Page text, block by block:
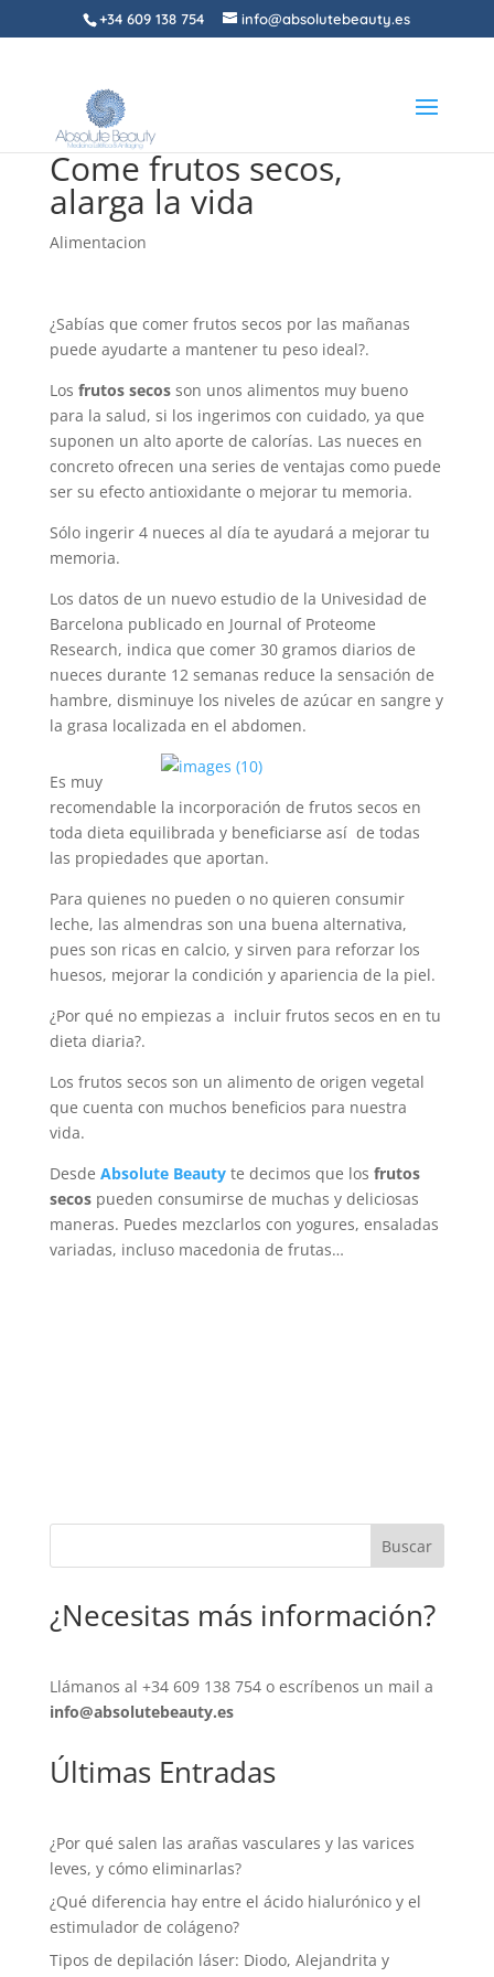
+34 609 138 754 info@absolutebeauty.es
Come frutos secos,
alarga la vida
Alimentacion
¿Sabías que comer frutos secos por las mañanas
puede ayudarte a mantener tu peso ideal?.
Los frutos secosson unos alimentos muy bueno
para la salud, si los ingerimos con cuidado, ya que
suponen un alto aporte de calorías. Las nueces en
concreto ofrecen una series de ventajas como puede
ser su efecto antioxidante o mejorar tu memoria.
Sólo ingerir 4 nueces al día te ayudará a mejorar tu
memoria.
Los datos de un nuevo estudio de la Univesidad de
Barcelona publicado en Journal of Proteome
Research, indica que comer 30 gramos diarios de
nueces durante 12 semanas reduce la sensación de
hambre, disminuye los niveles de azúcar en sangre y
la grasa localizada en el abdomen.
Es muy
recomendable la incorporación de frutos secos en
toda dieta equilibrada y beneficiarse así de todas
las propiedades que aportan.
Para quienes no pueden o no quieren consumir
leche, las almendras son una buena alternativa,
pues son ricas en calcio, y sirven para reforzar los
huesos, mejorar la condición y apariencia de la piel.
¿Por qué no empiezas a incluir frutos secos en en tu
dieta diaria?.
Los frutos secos son un alimento de origen vegetal
que cuenta con muchos beneficios para nuestra
vida.
Desde Absolute Beautyte decimos que los frutos
secospueden consumirse de muchas y deliciosas
maneras. Puedes mezclarlos con yogures, ensaladas
variadas, incluso macedonia de frutas…
Buscar
¿Necesitas más información?
Llámanos al +34 609 138 754o escríbenos un mail a
info@absolutebeauty.es
Últimas Entradas
¿Por qué salen las arañas vasculares y las varices
leves, y cómo eliminarlas?
¿Qué diferencia hay entre el ácido hialurónico y el
estimulador de colágeno?
Tipos de depilación láser: Diodo, Alejandrita y